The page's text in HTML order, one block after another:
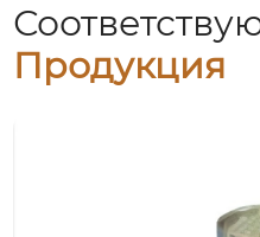
Продукция